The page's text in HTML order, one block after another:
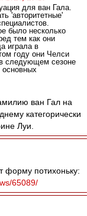
для ван Гала.
'авторитетные'
было несколько
тем как они
играла в
году они Челси
следующем сезоне
ван Гал на
категорически
Луи.
форму потихоньку:
65089/